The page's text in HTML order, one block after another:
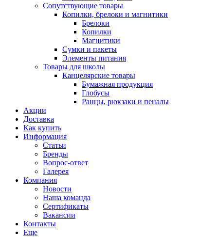
Сопутствующие товары
Копилки, брелоки и магнитики
Брелоки
Копилки
Магнитики
Сумки и пакеты
Элементы питания
Товары для школы
Канцелярские товары
Бумажная продукция
Глобусы
Ранцы, рюкзаки и пеналы
Акции
Доставка
Как купить
Информация
Статьи
Бренды
Вопрос-ответ
Галерея
Компания
Новости
Наша команда
Сертификаты
Вакансии
Контакты
Еще